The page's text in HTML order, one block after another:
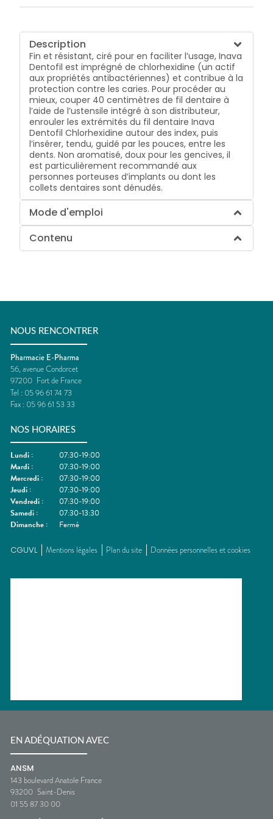
Description
Fin et résistant, ciré pour en faciliter l’usage, Inava
Dentofil est imprégné de chlorhexidine (un actif
aux propriétés antibactériennes) et contribue à la
protection contre les caries. Pour procéder au
mieux, couper 40 centimètres de fil dentaire à
l’aide de l’ustensile intégré à son distributeur,
enrouler les extrémités du fil dentaire Inava
Dentofil Chlorhexidine autour des index, puis
l’insérer, tendu, guidé par les pouces, entre les
dents. Non aromatisé, doux pour les gencives, il
est particulièrement recommandé aux
personnes porteuses d’implants ou dont les
collets dentaires sont dénudés.
Mode d'emploi
Contenu
NOUS RENCONTRER
Pharmacie E-Pharma
56, avenue Condorcet
97200 Fort de France
Tel : 05 96 61 74 73
Fax : 05 96 61 53 33
NOS HORAIRES
Lundi :
07:30-19:00
Mardi :
07:30-19:00
Mercredi :
07:30-19:00
Jeudi :
07:30-19:00
Vendredi :
07:30-19:00
Samedi :
07:30-13:30
Dimanche : Fermé
CGUVL Mentions légales Plan du site Données personnelles et cookies
EN ADÉQUATION AVEC
ANSM
143 boulevard Anatole France
93200 Saint-Denis
01 55 87 30 00